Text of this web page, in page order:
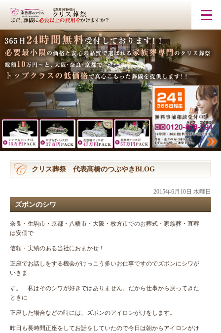
クリス葬祭 代表髙橋のつぶやきBLOG
2015年6月10日 水曜日
ズボンのシワ
奈良・生駒市・京都・八幡市・大阪・枚方市でのお葬式・家族葬・直葬
は安価で
信頼・実績のある当社におまかせ！
正座でお話しをする機会がけっこう多いお仕事ですのでズボンにシワが
いきま
す。 私はそのシワが好きではありません。だから仕事から戻ってきた
ときに
正座した場合などの時には、ズボンのアイロンがけをします。
昨日も長時間正座をしてお話をしていたので今日は朝からアイロンがけ